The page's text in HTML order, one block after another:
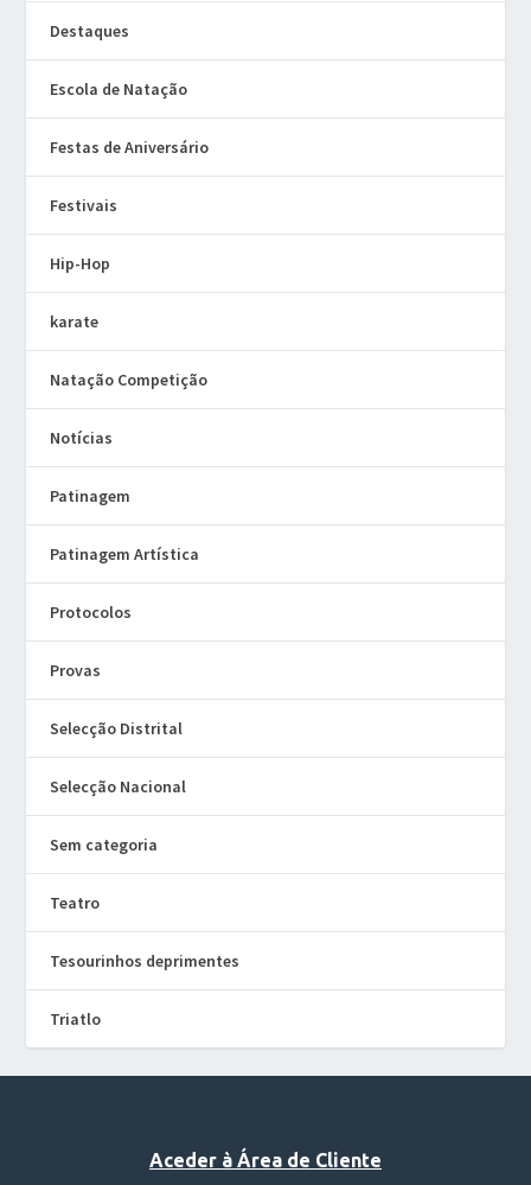
Destaques
Escola de Natação
Festas de Aniversário
Festivais
Hip-Hop
karate
Natação Competição
Notícias
Patinagem
Patinagem Artística
Protocolos
Provas
Selecção Distrital
Selecção Nacional
Sem categoria
Teatro
Tesourinhos deprimentes
Triatlo
Aceder à Área de Cliente